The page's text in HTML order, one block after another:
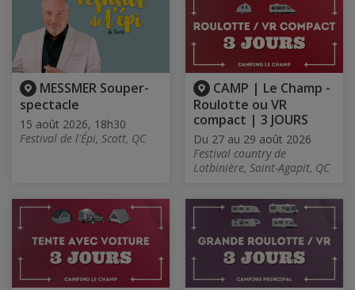
MESSMER Souper-
spectacle
15 août 2026, 18h30
Festival de l'Épi, Scott, QC
CAMP | Le Champ -
Roulotte ou VR
compact | 3 JOURS
Du 27 au 29 août 2026
Festival country de
Lotbinière, Saint-Agapit, QC